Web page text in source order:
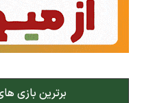
برترین بازی